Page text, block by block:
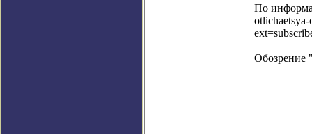
По
Обозрение